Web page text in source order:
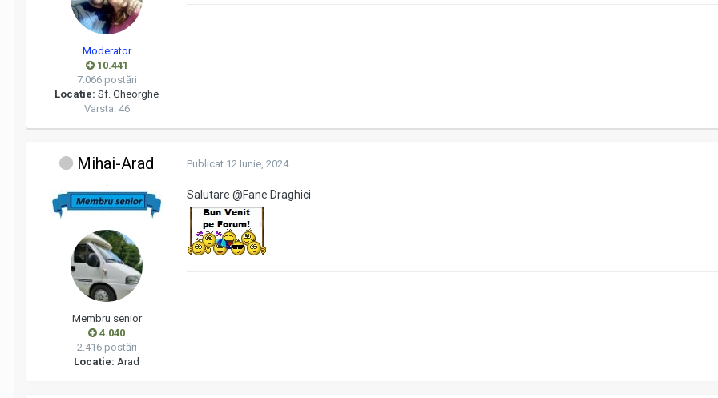
Moderator
10.441
7.066 postări
Locatie: Sf. Gheorghe
Varsta: 46
Mihai-Arad
.
Membru senior
4.040
2.416 postări
Locatie: Arad
Publicat 12 Iunie, 2024
Salutare @Fane Draghici